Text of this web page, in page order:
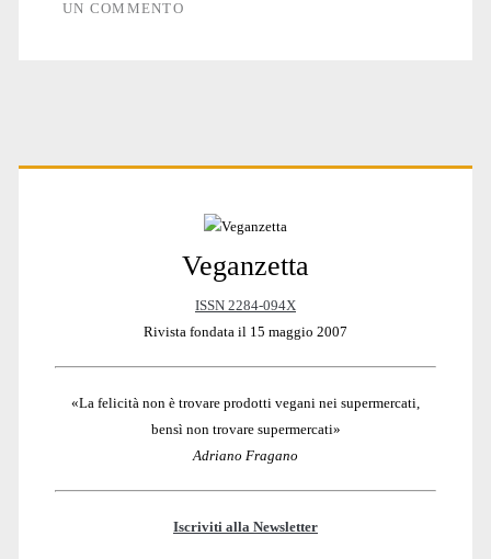
UN COMMENTO
Primary
Veganzetta
ISSN 2284-094X
Rivista fondata il 15 maggio 2007
«La felicità non è trovare prodotti vegani nei supermercati,
bensì non trovare supermercati»
Adriano Fragano
Iscriviti alla Newsletter